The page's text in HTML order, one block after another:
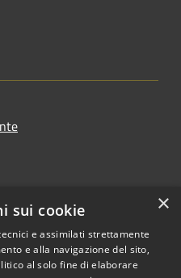
×
sui cookie
e assimilati strettamente
e alla navigazione del sito,
al solo fine di elaborare